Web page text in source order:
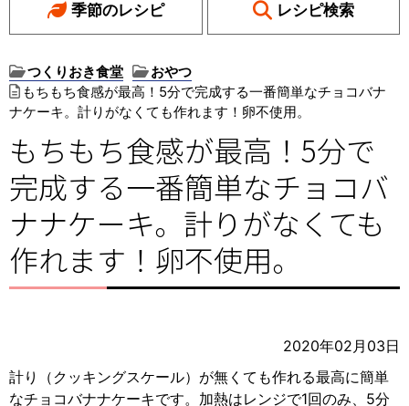
季節のレシピ レシピ検索
つくりおき食堂
おやつ
もちもち食感が最高！5分で完成する一番簡単なチョコバナ
ナケーキ。計りがなくても作れます！卵不使用。
もちもち食感が最高！5分で
完成する一番簡単なチョコバ
ナナケーキ。計りがなくても
作れます！卵不使用。
2020年02月03日
計り（クッキングスケール）が無くても作れる最高に簡単
なチョコバナナケーキです。加熱はレンジで1回のみ、5分